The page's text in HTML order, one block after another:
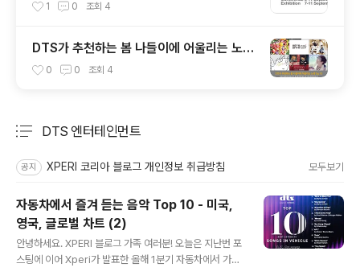
1 0 조회 4
DTS가 추천하는 봄 나들이에 어울리는 노래
Top 10
0 0 조회 4
DTS 엔터테인먼트
공지 XPERI 코리아 블로그 개인정보 취급방침 모두보기
자동차에서 즐겨 듣는 음악 Top 10 - 미국,
영국, 글로벌 차트 (2)
안녕하세요. XPERI 블로그 가족 여러분! 오늘은 지난번 포
스팅에 이어 Xperi가 발표한 올해 1분기 자동차에서 가장